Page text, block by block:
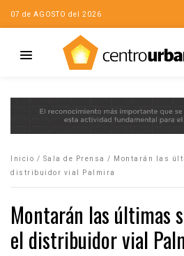
07 de AGOSTO del 2026
Inicio / Sala de Prensa /
Montarán las
distribuidor vial Palmira
Montarán las últimas
el distribuidor vial